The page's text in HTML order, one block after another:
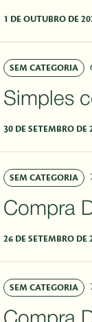
1 DE OUTUBRO DE
SEM CATEGORIA
Simples
30 DE SETEMBRO DE
SEM CATEGORIA
Compra
26 DE SETEMBRO DE
SEM CATEGORIA